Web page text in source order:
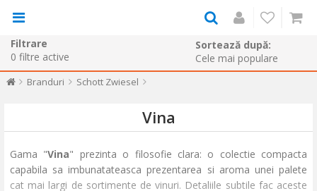
Filtrare
0 filtre active
Sortează după:
Branduri Schott Zwiesel
Vina
Gama "Vina" prezinta o filosofie clara: o colectie compacta
capabila sa imbunatateasca prezentarea si aroma unei palete
cat mai largi de sortimente de vinuri. Detaliile subtile fac aceste